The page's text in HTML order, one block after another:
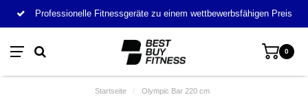
Professionelle Fitnessgeräte zu einem wettbewerbsfähigen Preis
0
Startseite / Olympic Bar 220 cm